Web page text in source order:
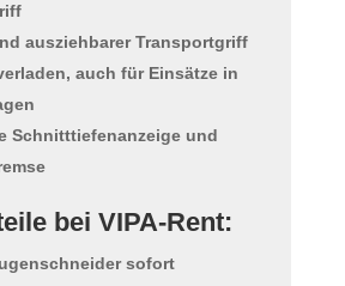
ausziehbarer Transportgriff
auch für Einsätze in
Schnitttiefenanzeige und
bei VIPA-Rent:
sofort